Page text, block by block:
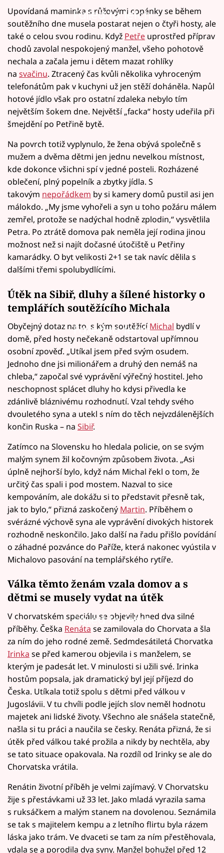
Failed to fetch
Upovídaná maminka s růžovými copánky se během
soutěžního dne musela postarat nejen o čtyři hosty, ale
také o celou svou rodinu. Když Petře uprostřed příprav
chodů zavolal nespokojený manžel, všeho pohotově
nechala a začala jemu i dětem mazat rohlíky
na svačinu. Ztracený čas kvůli několika vyhroceným
telefonátům pak v kuchyni už jen stěží doháněla. Napůl
hotové jídlo však pro ostatní zdaleka nebylo tím
největším šokem dne. Největší „facka“ hosty udeřila při
šmejdění po Petřině bytě.
Na povrch totiž vyplynulo, že žena obývá společně s
mužem a dvěma dětmi jen jednu nevelkou místnost,
kde dokonce všichni spí v jedné posteli. Rozházené
oblečení, plný popelník a zbytky jídla. S
takovým nepořádkem by si kamery domů pustil asi jen
málokdo. „My jsme vyhořeli a syn u toho požáru málem
zemřel, protože se nadýchal hodně zplodin,“ vysvětlila
Petra. Po ztrátě domova pak neměla její rodina jinou
možnost než si najít dočasné útočiště u Petřiny
kamarádky. O byt velikosti 2+1 se tak navíc dělila s
dalšími třemi spolubydlícími.
Útěk na Sibiř, dluhy a šílené historky o
templářích soutěžícího Michala
Failed to fetch
Obyčejný dotaz na to, s kým soutěžícíMichal bydlí v
domě, před hosty nečekaně odstartoval upřímnou
osobní zpověď. „Utíkal jsem před svým osudem.
Jednoho dne jsi milionářem a druhý den nemáš na
chleba,“ započal své vyprávění výřečný hostitel. Jeho
neschopnost splácet dluhy ho kdysi přivedla ke
zdánlivě bláznivému rozhodnutí. Vzal tehdy svého
dvouletého syna a utekl s ním do těch nejvzdálenějších
končin Ruska –⁠ na Sibiř.
Zatímco na Slovensku ho hledala policie, on se svým
malým synem žil kočovným způsobem života. „Asi
úplně nejhorší bylo, když nám Michal řekl o tom, že
určitý čas spali i pod mostem. Nazval to sice
kempováním, ale dokážu si to představit přesně tak,
jak to bylo,“ přizná zaskočený Martin. Příběhem o
svérázné výchově syna ale vyprávění divokých historek
rozhodně neskončilo. Jako další na řadu přišlo povídání
o záhadné pozvánce do Paříže, která nakonec vyústila v
Michalovo pasování na templářského rytíře.
Válka těmto ženám vzala domov a s
dětmi se musely vydat na útěk
Failed to fetch
V chorvatském speciálu se objevily hned dva silné
příběhy. Češka Renáta se zamilovala do Chorvata a šla
za ním do jeho rodné země. Sedmdesátiletá Chorvatka
Irinka se před kamerou objevila i s manželem, se
kterým je padesát let. V minulosti si užili své. Irinka
hostům popsala, jak dramatický byl její příjezd do
Česka. Utíkala totiž spolu s dětmi před válkou v
Jugoslávii. V tu chvíli podle jejích slov neměl hodnotu
majetek ani lidské životy. Všechno ale snášela statečně,
našla si tu práci a naučila se česky. Renáta přizná, že si
útěk před válkou také prožila a nikdy by nechtěla, aby
se tato situace opakovala. Na rozdíl od Irinky se ale do
Chorvatska vrátila.
Renátin životní příběh je velmi zajímavý. V Chorvatsku
žije s přestávkami už 33 let. Jako mladá vyrazila sama
s ruksáčkem a malým stanem na dovolenou. Seznámila
se tak s majitelem kempu a z letního flirtu byla rázem
láska jako trám. Ve dvaceti se tam za ním přestěhovala,
vdala se a porodila dva syny. Manžel bohužel před 12